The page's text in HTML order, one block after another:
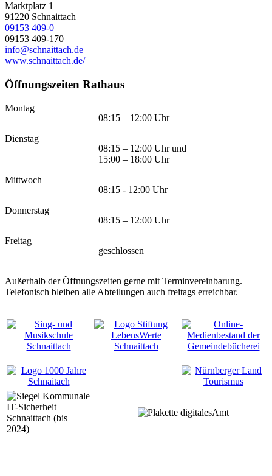
Marktplatz 1
91220 Schnaittach
09153 409-0
09153 409-170
info@schnaittach.de
www.schnaittach.de/
Öffnungszeiten Rathaus
Montag
08:15 – 12:00 Uhr
Dienstag
08:15 – 12:00 Uhr und
15:00 – 18:00 Uhr
Mittwoch
08:15 - 12:00 Uhr
Donnerstag
08:15 – 12:00 Uhr
Freitag
geschlossen
Außerhalb der Öffnungszeiten gerne mit Terminvereinbarung.
Telefonisch bleiben alle Abteilungen auch freitags erreichbar.